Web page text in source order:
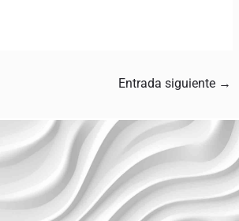
Entrada siguiente →